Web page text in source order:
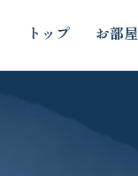
トップ お部屋